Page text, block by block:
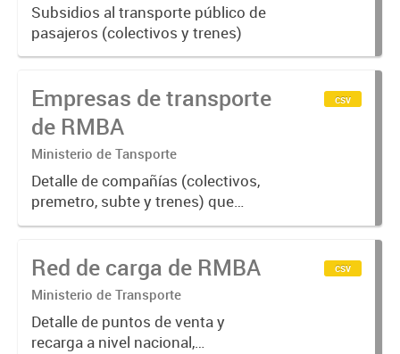
Subsidios al transporte público de
pasajeros (colectivos y trenes)
Empresas de transporte
de RMBA
Ministerio de Tansporte
Detalle de compañías (colectivos,
premetro, subte y trenes) que
operan por jurisdicción Nacional,
csv
Red de carga de RMBA
Ministerio de Transporte
Detalle de puntos de venta y
recarga a nivel nacional,
csv